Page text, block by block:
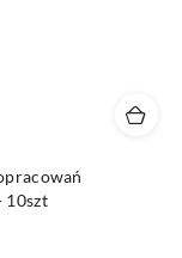
10szt